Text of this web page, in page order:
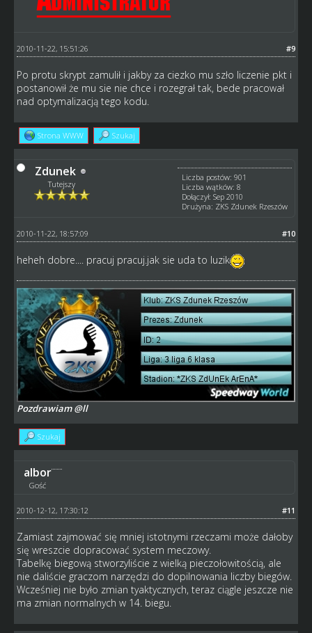
#9
2010-11-22, 15:51:26
Po protu skrypt zamulił i jakby za ciezko mu szło liczenie pkt i
postanowił że mu sie nie chce i rozegrał tak, bede pracował
nad optymalizacją tego kodu.
Strona WWW Szukaj
Zdunek
Tutejszy
Liczba postów: 901
Liczba wątków: 8
Dołączył: Sep 2010
Drużyna: ZKS Zdunek Rzeszów
#10
2010-11-22, 18:57:09
heheh dobre.... pracuj pracuj.jak sie uda to luzik
Pozdrawiam @ll
Szukaj
albor
Gość
#11
2010-12-12, 17:30:12
Zamiast zajmować się mniej istotnymi rzeczami może dałoby
się wreszcie dopracować system meczowy.
Tabelkę biegową stworzyliście z wielką pieczołowitością, ale
nie daliście graczom narzędzi do dopilnowania liczby biegów.
Wcześniej nie było zmian tyaktycznych, teraz ciągle jeszcze nie
ma zmian normalnych w 14. biegu.